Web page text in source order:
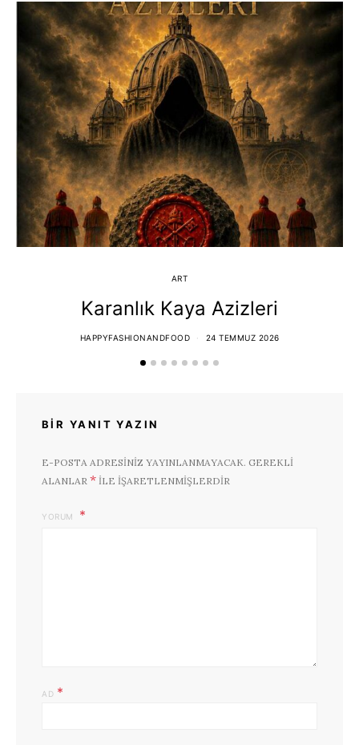
ART
Karanlık Kaya Azizleri
HAPPYFASHIONANDFOOD 24 TEMMUZ 2026
BIR YANIT YAZIN
E-POSTA ADRESINIZ YAYINLANMAYACAK. GEREKLI
ALANLAR * ILE IŞARETLENMIŞLERDIR
YORUM
AD *